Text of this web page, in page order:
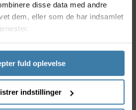
disse data med andre
dem, eller som de har indsamlet
fuld oplevelse
indstillinger
er perfekt til
transporterer eller opbevarer
effektiv beskyttelse mod
Uanset om du kører alene
giver dette overtræk dig ro i
bekymre dig om ridser eller
gør det særligt velegnet for
funktionalitet og simpel